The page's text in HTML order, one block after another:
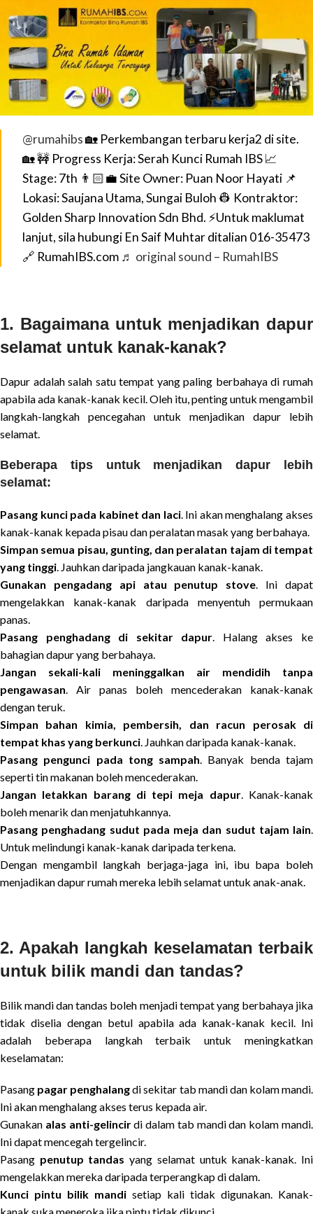
@rumahibs🏡 Perkembangan terbaru kerja2 di site.
🏡 🚧 Progress Kerja: Serah Kunci Rumah IBS 📈
Stage: 7th 👨🏻‍💼 Site Owner: Puan Noor Hayati 📌
Lokasi: Saujana Utama, Sungai Buloh 👷 Kontraktor:
Golden Sharp Innovation Sdn Bhd. ⚡Untuk maklumat
lanjut, sila hubungi En Saif Muhtar ditalian 016-35473
🔗 RumahIBS.com ♬ original sound – RumahIBS
1. Bagaimana untuk menjadikan dapur
selamat untuk kanak-kanak?
Dapur adalah salah satu tempat yang paling berbahaya di rumah
apabila ada kanak-kanak kecil. Oleh itu, penting untuk mengambil
langkah-langkah pencegahan untuk menjadikan dapur lebih
selamat.
Beberapa tips untuk menjadikan dapur lebih
selamat:
Pasang kunci pada kabinet dan laci. Ini akan menghalang akses
kanak-kanak kepada pisau dan peralatan masak yang berbahaya.
Simpan semua pisau, gunting, dan peralatan tajam di tempat
yang tinggi. Jauhkan daripada jangkauan kanak-kanak.
Gunakan pengadang api atau penutup stove. Ini dapat
mengelakkan kanak-kanak daripada menyentuh permukaan
panas.
Pasang penghadang di sekitar dapur. Halang akses ke
bahagian dapur yang berbahaya.
Jangan sekali-kali meninggalkan air mendidih tanpa
pengawasan. Air panas boleh mencederakan kanak-kanak
dengan teruk.
Simpan bahan kimia, pembersih, dan racun perosak di
tempat khas yang berkunci. Jauhkan daripada kanak-kanak.
Pasang pengunci pada tong sampah. Banyak benda tajam
seperti tin makanan boleh mencederakan.
Jangan letakkan barang di tepi meja dapur. Kanak-kanak
boleh menarik dan menjatuhkannya.
Pasang penghadang sudut pada meja dan sudut tajam lain.
Untuk melindungi kanak-kanak daripada terkena.
Dengan mengambil langkah berjaga-jaga ini, ibu bapa boleh
menjadikan dapur rumah mereka lebih selamat untuk anak-anak.
2. Apakah langkah keselamatan terbaik
untuk bilik mandi dan tandas?
Bilik mandi dan tandas boleh menjadi tempat yang berbahaya jika
tidak diselia dengan betul apabila ada kanak-kanak kecil. Ini
adalah beberapa langkah terbaik untuk meningkatkan
keselamatan:
Pasang pagar penghalangdi sekitar tab mandi dan kolam mandi.
Ini akan menghalang akses terus kepada air.
Gunakan alas anti-gelincirdi dalam tab mandi dan kolam mandi.
Ini dapat mencegah tergelincir.
Pasang penutup tandas yang selamat untuk kanak-kanak. Ini
mengelakkan mereka daripada terperangkap di dalam.
Kunci pintu bilik mandi setiap kali tidak digunakan. Kanak-